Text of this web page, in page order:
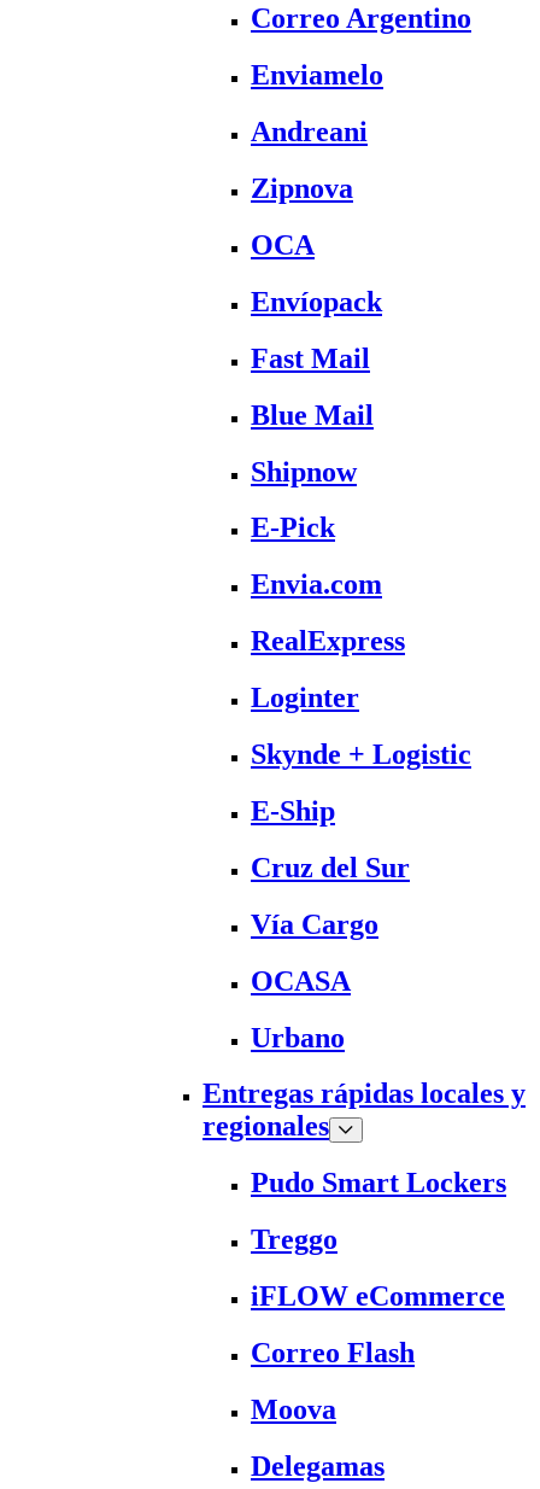
Correo Argentino
Enviamelo
Andreani
Zipnova
OCA
Envíopack
Fast Mail
Blue Mail
Shipnow
E-Pick
Envia.com
RealExpress
Loginter
Skynde + Logistic
E-Ship
Cruz del Sur
Vía Cargo
OCASA
Urbano
Entregas rápidas locales y
regionales
Pudo Smart Lockers
Treggo
iFLOW eCommerce
Correo Flash
Moova
Delegamas